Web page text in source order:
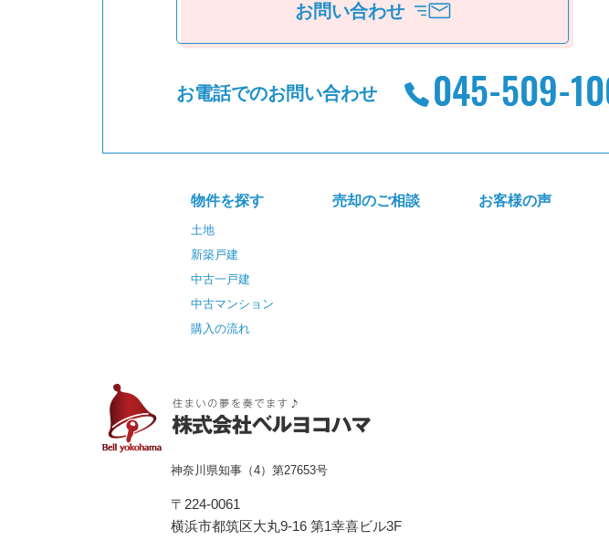
お問い合わせ
お電話でのお問い合わせ
物件を探す
土地
新築戸建
中古一戸建
中古マンション
購入の流れ
売却のご相談 お客様の声
神奈川県知事（4）第27653号
〒224-0061
横浜市都筑区⼤丸9-16 第1幸喜ビル3F